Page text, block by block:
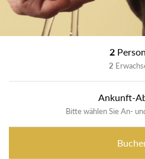
2
2
Ankunft-
Bitte wählen Sie An-